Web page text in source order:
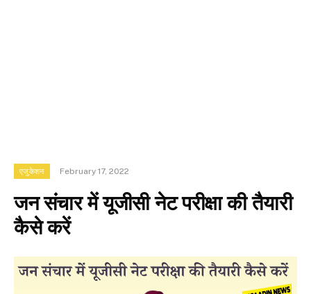
एजुकेशन February 17, 2022
जन संचार में यूजीसी नेट परीक्षा की तैयारी
कैसे करें